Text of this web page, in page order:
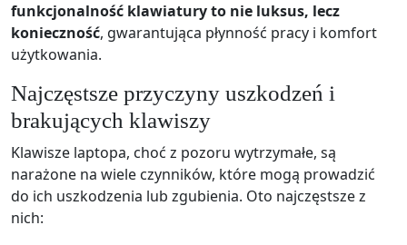
funkcjonalność klawiatury to nie luksus, lecz
konieczność, gwarantująca płynność pracy i komfort
użytkowania.
Najczęstsze przyczyny uszkodzeń i
brakujących klawiszy
Klawisze laptopa, choć z pozoru wytrzymałe, są
narażone na wiele czynników, które mogą prowadzić
do ich uszkodzenia lub zgubienia. Oto najczęstsze z
nich: